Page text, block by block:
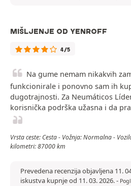
MIŠLJENJE OD YENROFF
4/5
Na gume nemam nikakvih
funkcionirale i ponovno sam ih
dugotrajnosti. Za Neumáticos
korisnička podrška užasna i da
Vrsta ceste: Cesta - Vožnja: Normalna -
kilometri: 87000 km
Prevedena recenzija objavljena 11.
iskustva kupnje od 11. 03. 2026.-